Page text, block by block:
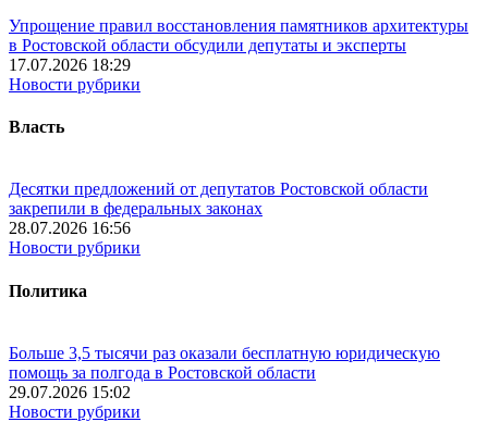
Упрощение правил восстановления памятников архитектуры
в Ростовской области обсудили депутаты и эксперты
17.07.2026 18:29
Новости рубрики
Власть
Десятки предложений от депутатов Ростовской области
закрепили в федеральных законах
28.07.2026 16:56
Новости рубрики
Политика
Больше 3,5 тысячи раз оказали бесплатную юридическую
помощь за полгода в Ростовской области
29.07.2026 15:02
Новости рубрики